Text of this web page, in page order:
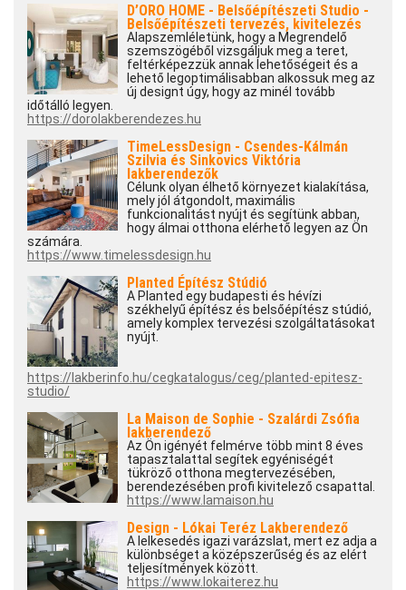
D’ORO HOME - Belsőépítészeti Studio -
Belsőépítészeti tervezés, kivitelezés
Alapszemléletünk, hogy a Megrendelő
szemszögéből vizsgáljuk meg a teret,
feltérképezzük annak lehetőségeit és a
lehető legoptimálisabban alkossuk meg az
új designt úgy, hogy az minél tovább
időtálló legyen.
https://dorolakberendezes.hu
TimeLessDesign - Csendes-Kálmán
Szilvia és Sinkovics Viktória
lakberendezők
Célunk olyan élhető környezet kialakítása,
mely jól átgondolt, maximális
funkcionalitást nyújt és segítünk abban,
hogy álmai otthona elérhető legyen az Ön
számára.
https://www.timelessdesign.hu
Planted Építész Stúdió
A Planted egy budapesti és hévízi
székhelyű építész és belsőépítész stúdió,
amely komplex tervezési szolgáltatásokat
nyújt.
https://lakberinfo.hu/cegkatalogus/ceg/planted-epitesz-
studio/
La Maison de Sophie - Szalárdi Zsófia
lakberendező
Az Ön igényét felmérve több mint 8 éves
tapasztalattal segítek egyéniségét
tükröző otthona megtervezésében,
berendezésében profi kivitelező csapattal.
https://www.lamaison.hu
Design - Lókai Teréz Lakberendező
A lelkesedés igazi varázslat, mert ez adja a
különbséget a középszerűség és az elért
teljesítmények között.
https://www.lokaiterez.hu